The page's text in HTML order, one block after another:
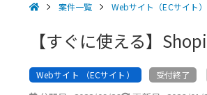
案件一覧 Webサイト（ECサイト）
【すぐに使える】
Webサイト （ECサイト） 受付終了